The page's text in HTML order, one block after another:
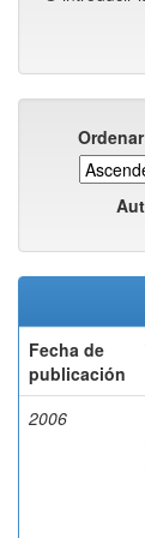
Fecha de
publicación
2006